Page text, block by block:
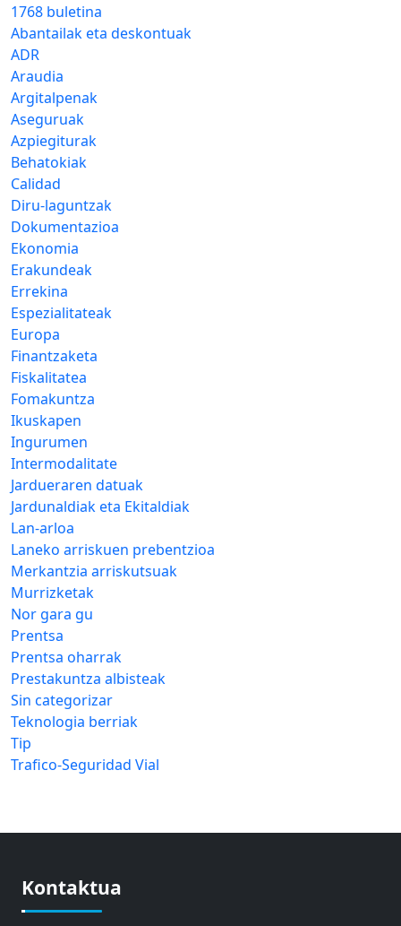
1768 buletina
Abantailak eta deskontuak
ADR
Araudia
Argitalpenak
Aseguruak
Azpiegiturak
Behatokiak
Calidad
Diru-laguntzak
Dokumentazioa
Ekonomia
Erakundeak
Errekina
Espezialitateak
Europa
Finantzaketa
Fiskalitatea
Fomakuntza
Ikuskapen
Ingurumen
Intermodalitate
Jardueraren datuak
Jardunaldiak eta Ekitaldiak
Lan-arloa
Laneko arriskuen prebentzioa
Merkantzia arriskutsuak
Murrizketak
Nor gara gu
Prentsa
Prentsa oharrak
Prestakuntza albisteak
Sin categorizar
Teknologia berriak
Tip
Trafico-Seguridad Vial
Kontaktua